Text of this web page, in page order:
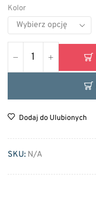
Kolor
Dodaj do Ulubionych
SKU: N/A